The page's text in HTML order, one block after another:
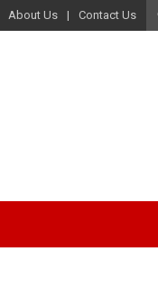
About Us Contact Us